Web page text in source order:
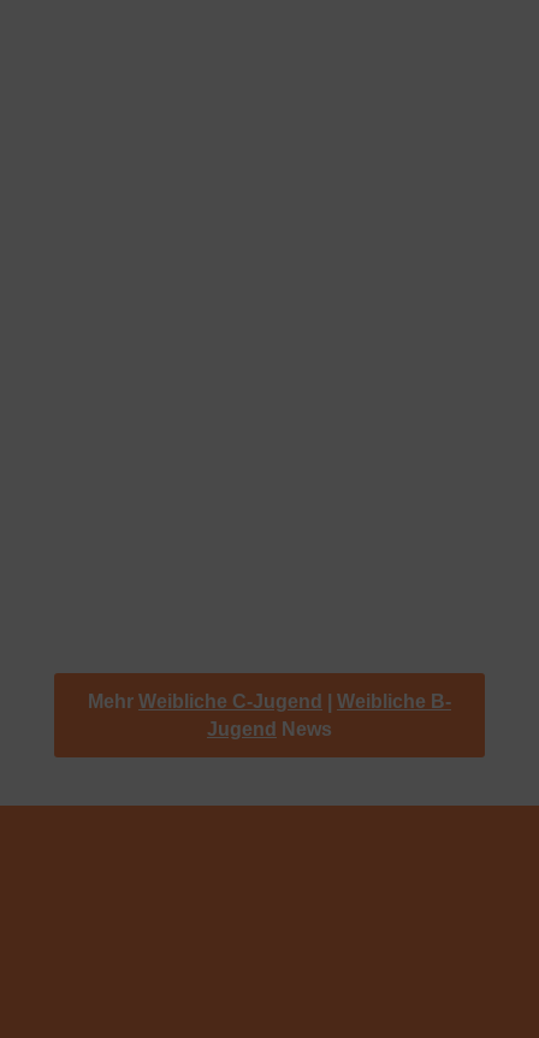
Mehr Weibliche C-Jugend
Weibliche B-
Jugend
News